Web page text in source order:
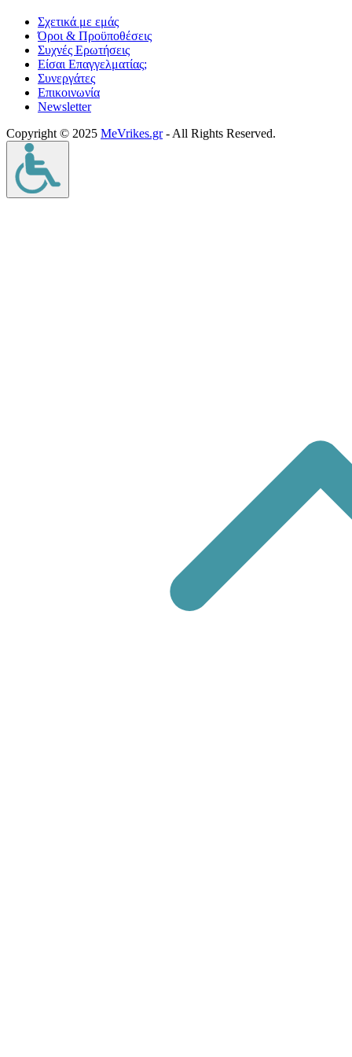
Σχετικά με εμάς
Όροι & Προϋποθέσεις
Συχνές Ερωτήσεις
Είσαι Επαγγελματίας;
Συνεργάτες
Επικοινωνία
Νewsletter
Copyright © 2025 MeVrikes.gr- All Rights Reserved.